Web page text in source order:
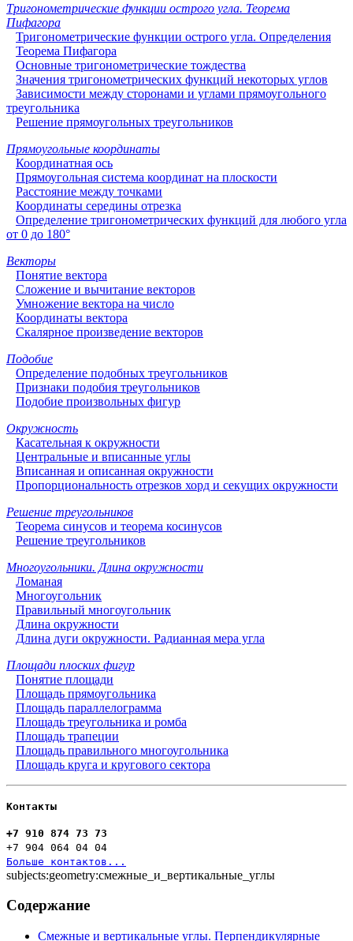
Тригонометрические функции острого угла. Теорема
Пифагора
Тригонометрические функции острого угла. Определения
Теорема Пифагора
Основные тригонометрические тождества
Значения тригонометрических функций некоторых углов
Зависимости между сторонами и углами прямоугольного
треугольника
Решение прямоугольных треугольников
Прямоугольные координаты
Координатная ось
Прямоугольная система координат на плоскости
Расстояние между точками
Координаты середины отрезка
Определение тригонометрических функций для любого угла
от 0 до 180°
Векторы
Понятие вектора
Сложение и вычитание векторов
Умножение вектора на число
Координаты вектора
Скалярное произведение векторов
Подобие
Определение подобных треугольников
Признаки подобия треугольников
Подобие произвольных фигур
Окружность
Касательная к окружности
Центральные и вписанные углы
Вписанная и описанная окружности
Пропорциональность отрезков хорд и секущих окружности
Решение треугольников
Теорема синусов и теорема косинусов
Решение треугольников
Многоугольники. Длина окружности
Ломаная
Многоугольник
Правильный многоугольник
Длина окружности
Длина дуги окружности. Радианная мера угла
Площади плоских фигур
Понятие площади
Площадь прямоугольника
Площадь параллелограмма
Площадь треугольника и ромба
Площадь трапеции
Площадь правильного многоугольника
Площадь круга и кругового сектора
Контакты
+7 910 874 73 73
+7 904 064 04 04
Больше контактов...
subjects:geometry:смежные_и_вертикальные_углы
Содержание
Смежные и вертикальные углы. Перпендикулярные